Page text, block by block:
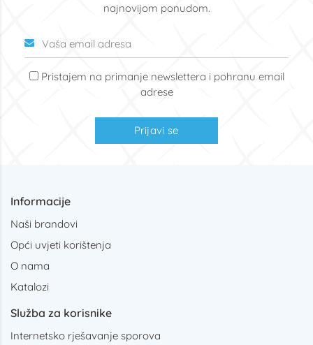
najnovijom ponudom.
Pristajem na primanje newslettera i pohranu email
adrese
Prijavi se
Informacije
Naši brandovi
Opći uvjeti korištenja
O nama
Katalozi
Služba za korisnike
Internetsko rješavanje sporova